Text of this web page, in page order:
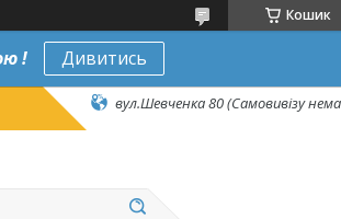
Кошик
! Дивитись
вул.Шевченка 80 (Самовивізу